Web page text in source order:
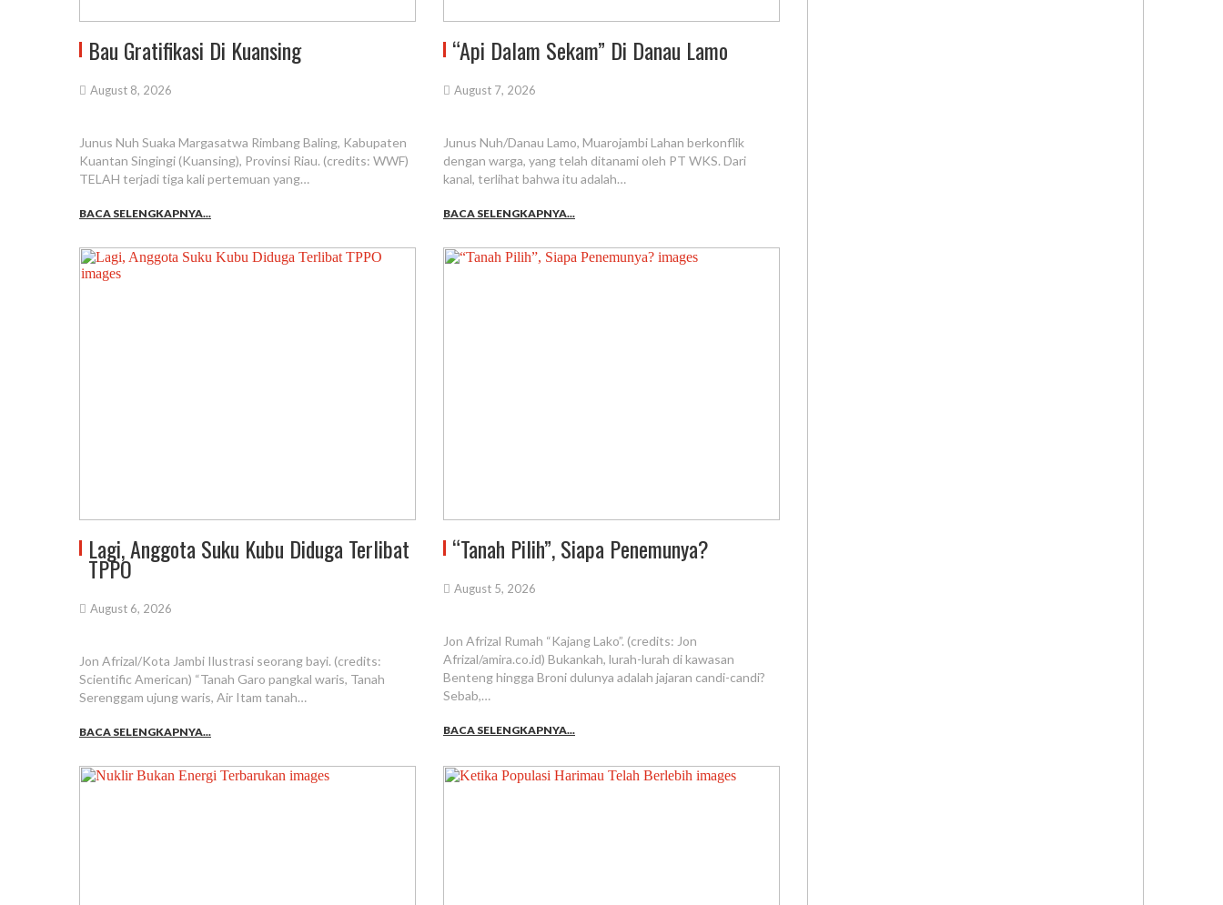
Bau Gratifikasi Di Kuansing
August 8, 2026
Junus Nuh Suaka Margasatwa Rimbang Baling, Kabupaten
Kuantan Singingi (Kuansing), Provinsi Riau. (credits: WWF)
TELAH terjadi tiga kali pertemuan yang…
BACA SELENGKAPNYA...
“Api Dalam Sekam” Di Danau Lamo
August 7, 2026
Junus Nuh/Danau Lamo, Muarojambi Lahan berkonflik
dengan warga, yang telah ditanami oleh PT WKS. Dari
kanal, terlihat bahwa itu adalah…
BACA SELENGKAPNYA...
Lagi, Anggota Suku Kubu Diduga Terlibat
TPPO
August 6, 2026
Jon Afrizal/Kota Jambi Ilustrasi seorang bayi. (credits:
Scientific American) “Tanah Garo pangkal waris, Tanah
Serenggam ujung waris, Air Itam tanah…
BACA SELENGKAPNYA...
“Tanah Pilih”, Siapa Penemunya?
August 5, 2026
Jon Afrizal Rumah “Kajang Lako”. (credits: Jon
Afrizal/amira.co.id) Bukankah, lurah-lurah di kawasan
Benteng hingga Broni dulunya adalah jajaran candi-candi?
Sebab,…
BACA SELENGKAPNYA...